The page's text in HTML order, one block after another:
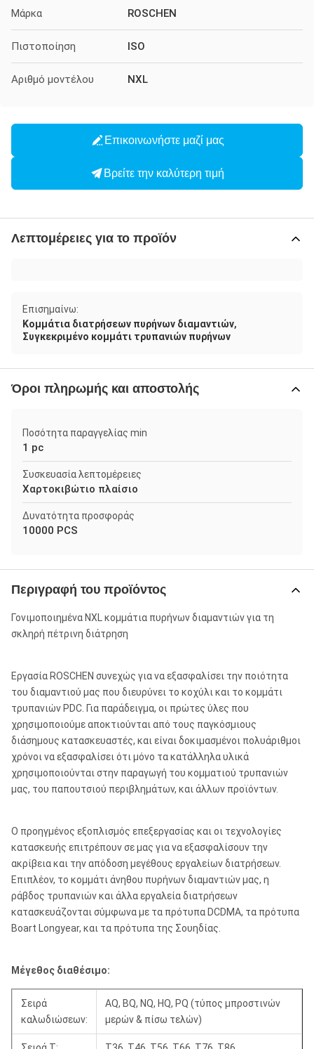
Μάρκα ROSCHEN
Πιστοποίηση ISO
Αριθμό μοντέλου NXL
Επικοινωνήστε μαζί μας
Βρείτε την καλύτερη τιμή
Λεπτομέρειες για το προϊόν
Επισημαίνω:
Κομμάτια διατρήσεων πυρήνων διαμαντιών,
Συγκεκριμένο κομμάτι τρυπανιών πυρήνων
Όροι πληρωμής και αποστολής
Ποσότητα παραγγελίας min
1 pc
Συσκευασία λεπτομέρειες
Χαρτοκιβώτιο πλαίσιο
Δυνατότητα προσφοράς
10000 PCS
Περιγραφή του προϊόντος
Γονιμοποιημένα NXL κομμάτια πυρήνων διαμαντιών για τη
σκληρή πέτρινη διάτρηση
Εργασία ROSCHEN συνεχώς για να εξασφαλίσει την ποιότητα
του διαμαντιού μας που διευρύνει το κοχύλι και το κομμάτι
τρυπανιών PDC. Για παράδειγμα, οι πρώτες ύλες που
χρησιμοποιούμε αποκτιούνται από τους παγκόσμιους
διάσημους κατασκευαστές, και είναι δοκιμασμένοι πολυάριθμοι
χρόνοι να εξασφαλίσει ότι μόνο τα κατάλληλα υλικά
χρησιμοποιούνται στην παραγωγή του κομματιού τρυπανιών
μας, του παπουτσιού περιβλημάτων, και άλλων προϊόντων.
Ο προηγμένος εξοπλισμός επεξεργασίας και οι τεχνολογίες
κατασκευής επιτρέπουν σε μας για να εξασφαλίσουν την
ακρίβεια και την απόδοση μεγέθους εργαλείων διατρήσεων.
Επιπλέον, το κομμάτι άνηθου πυρήνων διαμαντιών μας, η
ράβδος τρυπανιών και άλλα εργαλεία διατρήσεων
κατασκευάζονται σύμφωνα με τα πρότυπα DCDMA, τα πρότυπα
Boart Longyear, και τα πρότυπα της Σουηδίας.
Μέγεθος διαθέσιμο:
Σειρά
καλωδιώσεων:
AQ, BQ, NQ, HQ, PQ (τύπος μπροστινών
μερών & πίσω τελών)